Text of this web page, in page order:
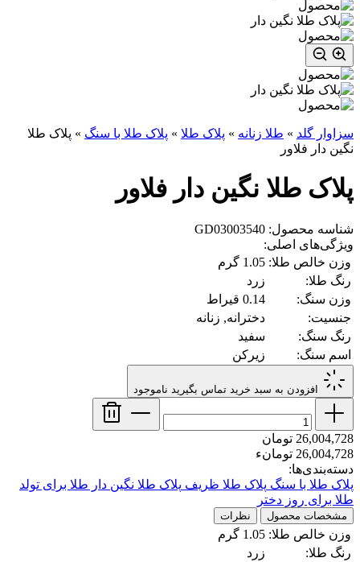
سزاوار گلد » طلا زنانه » پلاک طلا » پلاک طلا با سنگ » پلاک طلا
نگین دار فلاور
پلاک طلا نگین دار فلاور
شناسه محصول: GD03003540
ویژگی‌های اصلی:
وزن خالص طلا: 1.05 گرم
رنگ طلا:
زرد
وزن سنگ:
0.14 قیراط
جنسیت:
دخترانه, زنانه
رنگ سنگ:
سفید
اسم سنگ:
زیرکن
افزودن به سبد خرید تماس بگیرید ناموجود
26,004,728 تومان
26,004,728 تومانء
دسته‌بندی‌ها:
پلاک طلا با سنگ پلاک طلا ظریف پلاک طلا نگین دار طلا برای تولد
طلا برای روز دختر
مشخصات محصول نظرات
وزن خالص طلا: 1.05 گرم
رنگ طلا:
زرد